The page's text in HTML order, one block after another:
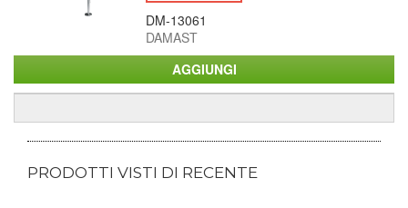
DM-13061
DAMAST
PRODOTTI VISTI DI RECENTE